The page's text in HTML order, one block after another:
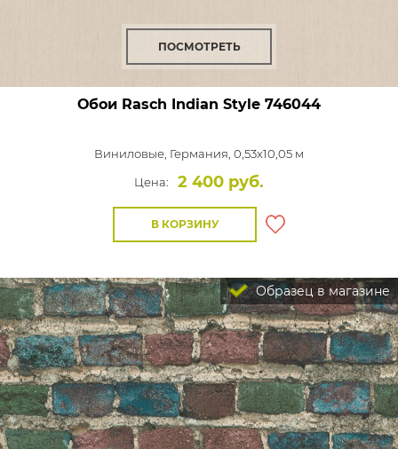
ПОСМОТРЕТЬ
Обои Rasch Indian Style 746044
Виниловые, Германия, 0,53x10,05 м
Цена:
2 400 руб.
В КОРЗИНУ
Образец в магазине